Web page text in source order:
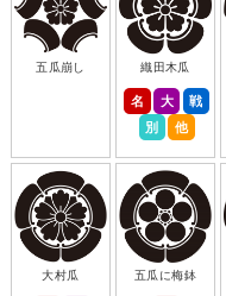
五瓜崩し 織田木瓜
名 大
戦
別
他
大村瓜 五瓜に梅鉢